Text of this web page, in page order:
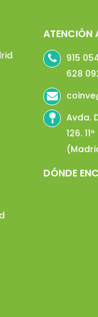
ATENCIÓN
915
628
Avda.
126.
DÓNDE